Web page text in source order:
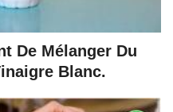
De Mélanger Du
Blanc.